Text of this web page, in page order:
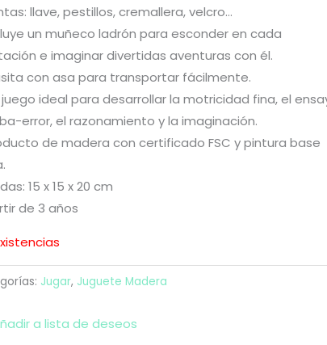
llave, pestillos, cremallera, velcro…
un muñeco ladrón para esconder en cada
e imaginar divertidas aventuras con él.
con asa para transportar fácilmente.
juego ideal para desarrollar la motricidad fina, el
error, el razonamiento y la imaginación.
de madera con certificado FSC y pintura base
15 x 15 x 20 cm
de 3 años
Jugar, Juguete Madera
a lista de deseos